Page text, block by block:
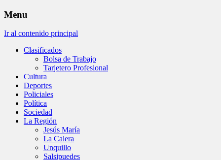
Menu
Ir al contenido principal
Clasificados
Bolsa de Trabajo
Tarjetero Profesional
Cultura
Deportes
Policiales
Política
Sociedad
La Región
Jesús María
La Calera
Unquillo
Salsipuedes